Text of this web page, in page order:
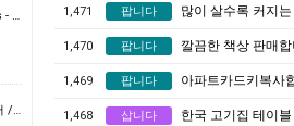
- Seeking Real Estate Sales Partners - Brisbane CBD
- [Southbank] MABASA HAIR 공간 쉐어 / 서브리스(Sub-lease) 파트…
1,471 팝니다 많이 살수록 커지
1,470 팝니다 깔끔한 책상 판매합
1,469 팝니다 아파트카드키복사
1,468 삽니다 한국 고기집 테이